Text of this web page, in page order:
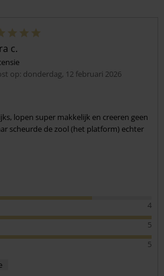
c.
op: donderdag, 12 februari 2026
lopen super makkelijk en creeren geen
scheurde de zool (het platform) echter
4
5
5